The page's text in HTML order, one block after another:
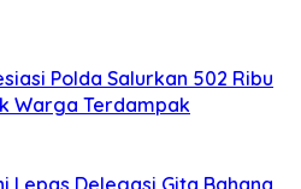
Polda Salurkan 502 Ribu
Warga Terdampak
Lepas Delegasi Gita Bahana